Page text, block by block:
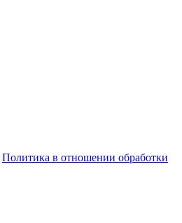
Политика в отношении обработки